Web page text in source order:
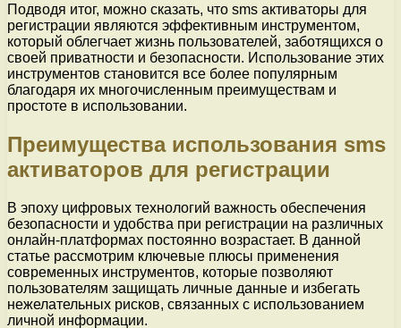
Подводя итог, можно сказать, что sms активаторы для
регистрации являются эффективным инструментом,
который облегчает жизнь пользователей, заботящихся о
своей приватности и безопасности. Использование этих
инструментов становится все более популярным
благодаря их многочисленным преимуществам и
простоте в использовании.
Преимущества использования sms
активаторов для регистрации
В эпоху цифровых технологий важность обеспечения
безопасности и удобства при регистрации на различных
онлайн-платформах постоянно возрастает. В данной
статье рассмотрим ключевые плюсы применения
современных инструментов, которые позволяют
пользователям защищать личные данные и избегать
нежелательных рисков, связанных с использованием
личной информации.